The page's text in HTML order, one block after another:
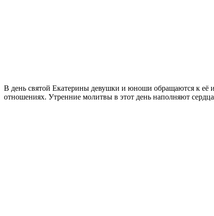
В день святой Екатерины девушки и юноши обращаются к её
отношениях. Утренние молитвы в этот день наполняют